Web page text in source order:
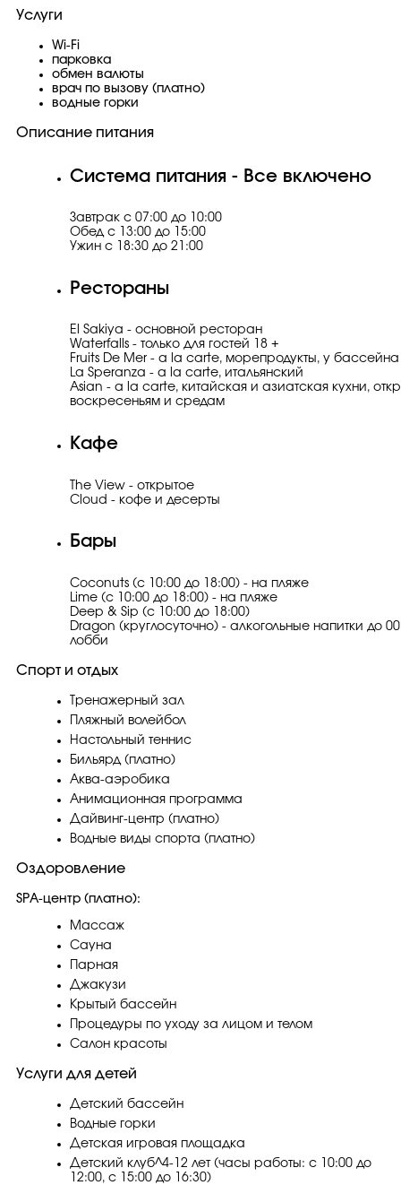
Услуги
Wi-Fi
парковка
обмен валюты
врач по вызову (платно)
водные горки
Описание питания
Система питания - Все включено
Завтрак с 07:00 до 10:00
Обед с 13:00 до 15:00
Ужин с 18:30 до 21:00
Рестораны
​El Sakiya - основной ресторан
Waterfalls - только для гостей 18 +
Fruits De Mer - a la carte, морепродукты, у бассейна
La Speranza - a la carte, итальянский
Asian - a la carte, китайская и азиатская кухни,
воскресеньям и средам
Кафе
The View - открытое
Cloud - кофе и десерты
Бары
Coconuts (с 10:00 до 18:00) - на пляже
Lime (с 10:00 до 18:00) - на пляже
Deep & Sip (с 10:00 до 18:00)
Dragon (круглосуточно) - алкогольные напитки до
лобби
Спорт и отдых
Тренажерный зал
Пляжный волейбол
Настольный теннис
Бильярд (платно)
Аква-аэробика
Анимационная программа
Дайвинг-центр (платно)
Водные виды спорта (платно)
Оздоровление
SPA-центр (платно):
Массаж
Сауна
Парная
Джакузи
Крытый бассейн
Процедуры по уходу за лицом и телом
Салон красоты
Услуги для детей
Детский бассейн
Водные горки
Детская игровая площадка
Детский клуб^4-12 лет (часы работы: с 10:00 до
12:00, с 15:00 до 16:30)